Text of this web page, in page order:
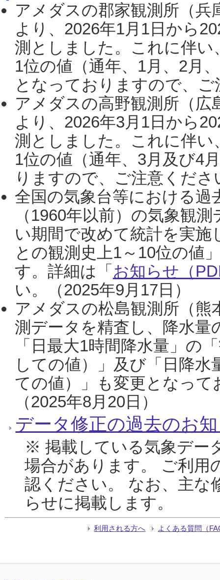
アメダスの郡家観測所（
より、2026年1月1日から
測としました。これに伴い
1位の値（通年、1月、2月
となっておりますので、
アメダスの高野観測所（
より、2026年3月1日から
測としました。これに伴い
1位の値（通年、3月及び4
りますので、ご注意くだ
全国の気象台等における過
（1960年以前）の気象観
い期間で改めて統計を実
との観測史上1～10位の値
す。詳細は「 お知らせ（
い。（2025年9月17日）
アメダスの松島観測所（熊
測データを精査し、降水
「日最大1時間降水量」の
しての値）」及び「日降
ての値）」も変更となっ
（2025年8月20日）
データ修正の過去のお
※ 掲載している気象デー
場合があります。 ご利用
認ください。 なお、主な
らせに掲載します。
利用される方へ よくある質問（